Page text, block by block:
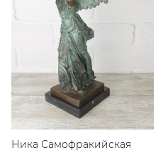
Ника Самофракийская